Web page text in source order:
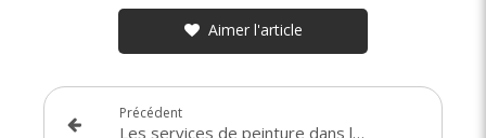
Aimer l'article
Précédent
Les services de peinture dans le Dunkerquois : Pourquoi faire appel à un expert de proximité ?